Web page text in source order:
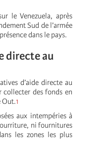
le Venezuela, après
Sud de l’armée
dans le pays.
directe au
d’aide directe au
collecter des fonds en
Out.1
aux intempéries à
ni fournitures
les zones les plus